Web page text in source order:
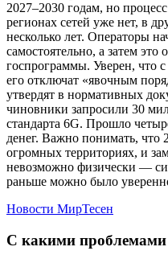
2027–2030 годам, но
регионах сетей уже нет, в
несколько лет. Операторы
самостоятельно, а затем это
госпрограммы. Уверен, что с
его отключат «явочным
утвердят в нормативных
чиновники запросили 30
стандарта 6G. Прошло
денег. Важно понимать, что
огромных территориях, и
невозможно физически —
раньше можно было
Новости МирТесен
С какими